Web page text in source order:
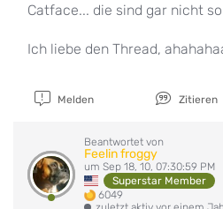
Catface... die sind gar nicht
Ich liebe den Thread,
Melden Zitieren
Beantwortet von
Feelin froggy
um Sep 18, 10, 07:30:59 PM
Superstar Member
6049